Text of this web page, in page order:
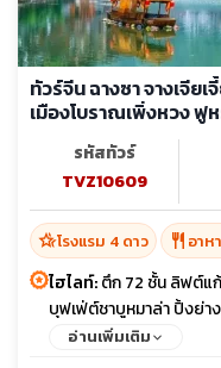
ทัวร์จีน ฉางซา จางเจีย
เมืองโบราณเพิ่งหวง ฟู
รหัสทัวร์
TVZ10609
hotel_classโรงแรม 4 ดาว restaurant อาห
ไฮไลท์:ตึก 72 ชั้น ลิฟต์แ
บุฟเฟ่ต์ชาบูหมาล่า ปิ้งย่า
อ่านเพิ่มเติม